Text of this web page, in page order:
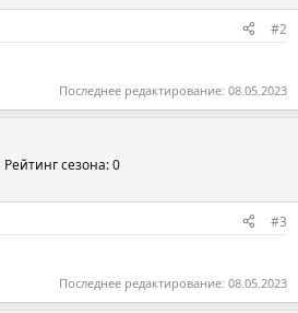
#2
Последнее редактирование: 08.05.2023
Рейтинг сезона: 0
#3
Последнее редактирование: 08.05.2023